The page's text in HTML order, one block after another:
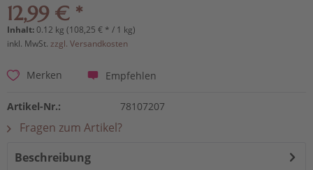
12,99 € *
Inhalt:0.12 kg (108,25 € * / 1 kg)
inkl. MwSt. zzgl. Versandkosten
Merken Empfehlen
Artikel-Nr.: 78107207
Fragen zum Artikel?
Beschreibung